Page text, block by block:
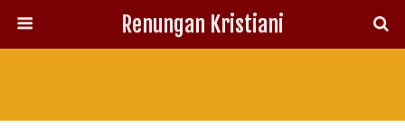
Renungan Kristiani